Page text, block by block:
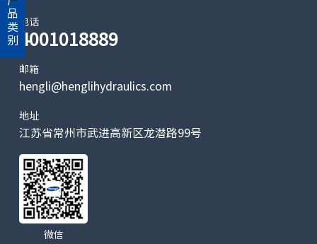
品
类
别
电话
4001018889
邮箱
hengli@henglihydraulics.com
地址
江苏省常州市武进高新区龙潜路99号
微信